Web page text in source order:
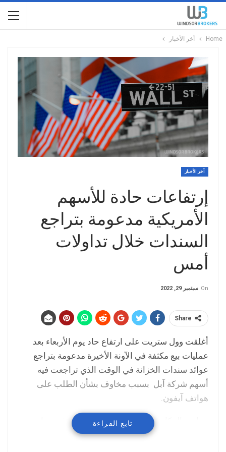
Home أخر الأخبار
أخر الأخبار
إرتفاعات حادة للأسهم
الأمريكية مدعومة بتراجع
السندات خلال تداولات
أمس
On سبتمبر 29, 2022
Share
أغلقت وول ستريت على ارتفاع حاد يوم الأربعاء بعد
عمليات بيع مكثفة في الآونة الأخيرة مدعومة بتراجع
عوائد سندات الخزانة في الوقت الذي تراجعت فيه
أسهم شركة آبل بسبب مخاوف بشأن الطلب على
هواتف آيفون.
وجاءت المكاسب القوية بعد أن أغلق المؤشر ستاندرد
اند بورز 500 يوم الثلاثاء عند أدنى مستوياته منذ أواخر
تابع القراءة